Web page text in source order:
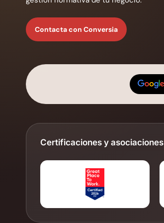
Contacta con Conversia
Certificaciones y asociaciones